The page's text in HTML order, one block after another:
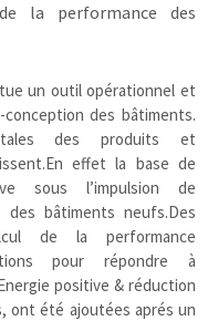
la performance des
un outil opérationnel et
conception des bâtiments.
des produits et
effet la base de
sous l’impulsion de
des bâtiments neufs.Des
de la performance
pour répondre à
positive & réduction
ont été ajoutées aprés un